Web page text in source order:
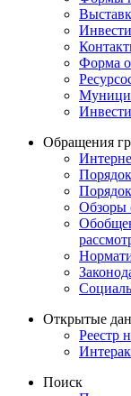
Форма
Обращения
Обзоры
Открытые
Реестр
Поиск